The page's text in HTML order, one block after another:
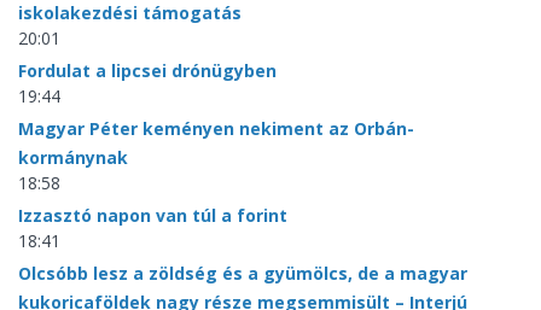
iskolakezdési támogatás
20:01
Fordulat a lipcsei drónügyben
19:44
Magyar Péter keményen nekiment az Orbán-
kormánynak
18:58
Izzasztó napon van túl a forint
18:41
Olcsóbb lesz a zöldség és a gyümölcs, de a magyar
kukoricaföldek nagy része megsemmisült – Interjú